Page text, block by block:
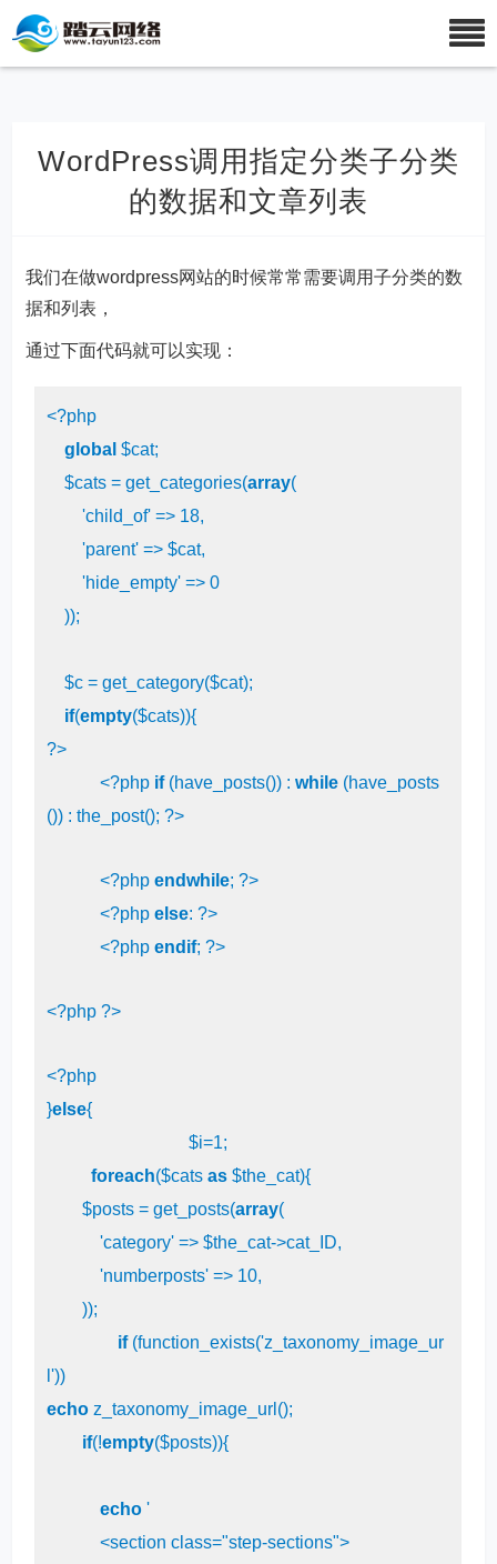
WordPress调用指定分类子分类
的数据和文章列表
我们在做wordpress网站的时候常常需要调用子分类的数
据和列表，
通过下面代码就可以实现：
<?php
global $cat;
    $cats = get_categories(
array(
'child_of' => 18,
'parent' => $cat,
'hide_empty' => 0
    ));
    $c = get_category($cat);
if(empty
?>
<?php if (have_posts()) : while (have_posts
()) : the_post(); ?>
<?php endwhile; ?>
<?php else: ?>
<?php endif; ?>
<?php ?>
<?php
}else{
				$i=
1;
foreach($cats as $the_cat){
        $posts = get_posts(
array(
'category' => $the_cat->cat_ID,
'numberposts' => 10,
        ));
if (function_exists('z_taxonomy_image_ur
l'
echo z_taxonomy_image_url();
if(!empty($posts)){
echo '
            <section class="step-sections">